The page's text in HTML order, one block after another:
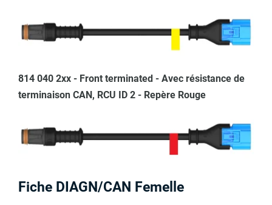
814 040 2xx - Front terminated - Avec résistance de
terminaison CAN, RCU ID 2 - Repère Rouge
Fiche DIAGN/CAN Femelle